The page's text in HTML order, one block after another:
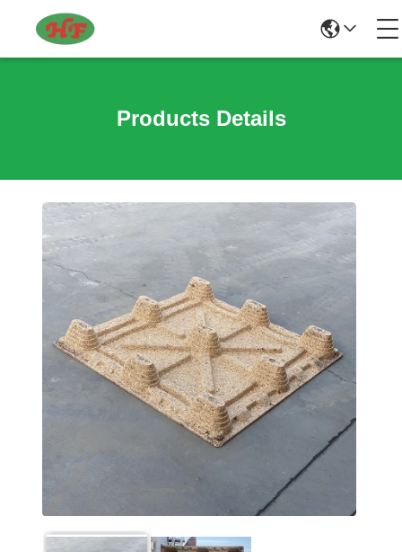
Products Details